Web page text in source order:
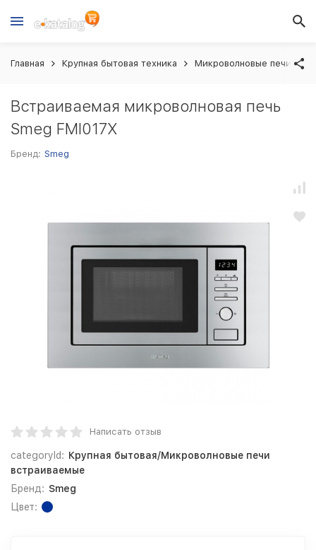
Главная Крупная бытовая техника Микроволновые печи
Встраиваемая микроволновая печь
Smeg FMI017X
Бренд: Smeg
Написать отзыв
categoryId: Крупная бытовая/Микроволновые печи
встраиваемые
Бренд: Smeg
Цвет: